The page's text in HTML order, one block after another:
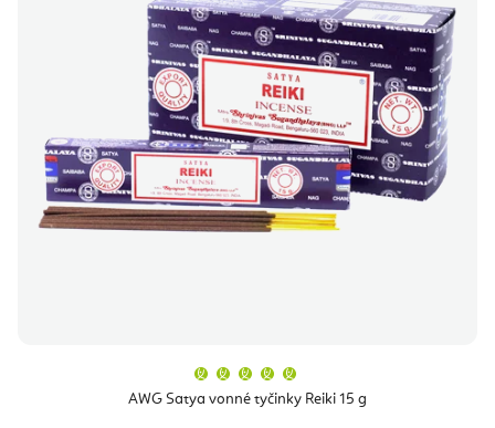
AWG Satya vonné tyčinky Reiki 15 g
produktu
je